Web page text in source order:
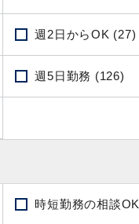
週2日からOK (27)
週5日勤務 (126)
時短勤務の相談